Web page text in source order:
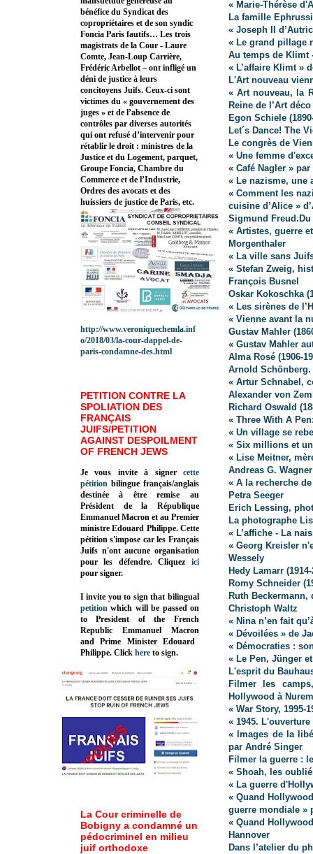
« Marie-Thérèse
La famille Ephrussi
« Joseph II
« Le grand pillage
Au temps de Klimt
« L’affaire Klimt »
L'Art nouveau
« Art nouveau, la
Reine de l’Art déco
Egon Schiele
Let´s Dance! The
Le congrès de
« Une femme
« Café Nagler »
« Le nazisme, une
« Comment les
cuisine d’Alice »
Sigmund Freud.Du
« Artistes, guerre
Morgenthaler
« La ville sans
« Stefan Zweig,
François Busnel
Oskar Kokoschka
« Les sirènes de
« Vienne avant la
Gustav Mahler
« Gustav Mahler
Alma Rosé (1906-
Arnold
« Artur Schnabel,
Alexander von
Richard Oswald
« Three With A
« Un village se
« Six millions et
« Lise Meitner,
Andreas G. Wagner
« A la recherche
Petra Seeger
Erich Lessing,
La photographe
« L’affiche - La
« Georg Kreisler
Wessely
Hedy Lamarr
Romy Schneider
Ruth Beckermann,
Christoph Waltz
« Nina n’en fait
« Dévoilées » de
« Démocraties :
« Le Pen, Jünger
L'esprit du
Filmer les
Hollywood à
« War Story, 1995-
« 1945.
« Images de la
par André Singer
Filmer la guerre :
« Shoah, les
« La guerre
« Quand
guerre mondiale »
« Quand
Hannover
Dans l’atelier du
bénéfice du Syndicat des
copropriétaires et de son syndic
Foncia Paris fautifs… Les trois
magistrats de la Cour - Laure
Comte, Jean-Loup Carrière,
Frédéric Arbellot – ont infligé un
déni de justice à leurs
concitoyens Juifs. Ceux-ci sont
victimes du « gouvernement des
juges » et de l’absence de
contrôles par diverses autorités
qui ont refusé d’intervenir pour
rétablir le droit : ministres de la
Justice et du Logement, parquet,
Groupe Foncia, Chambre du
Commerce et de l’Industrie,
Ordres des avocats et des
huissiers de justice de Paris, etc.
http://www.veroniquechemla.inf
o/2018/03/la-cour-dappel-de-
paris-condamne-des.html
PETITION CONTRE LA
SPOLIATION DES
FRANÇAIS
JUIFS/PETITION
AGAINST DESPOILMENT
OF FRENCH JEWS
Je vous invite à signer cette
pétition bilingue français/anglais
destinée à être remise au
Président de la République
Emmanuel Macron et au Premier
ministre Edouard Philippe. Cette
pétition s'impose car les Français
Juifs n'ont aucune organisation
pour les défendre. Cliquez
ici
pour signer.
I invite you to sign that bilingual
petition which will be passed on
to President of the French
Republic Emmanuel Macron
and Prime MinisterEdouard
Philippe. Click here to sign.
La Cour criminelle de
Bobigny a condamné un
pédocriminel en milieu
juif orthodoxe